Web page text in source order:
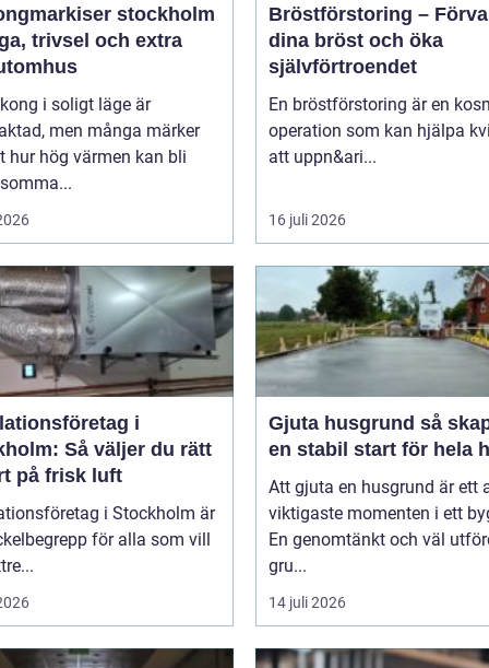
stockholm
trivsel och extra
i soligt läge är
men många märker
hur hög värmen kan bli
Bröstförstoring –
dina bröst och öka
självförtroendet
En bröstförstoring är en
operation som kan hjälpa
att uppn&ari...
16 juli 2026
i
Så väljer du rätt
på frisk luft
i Stockholm är
för alla som vill
Gjuta husgrund så skapas
en stabil start för hela
Att gjuta en husgrund är ett
viktigaste momenten i ett
En genomtänkt och väl
gru...
14 juli 2026